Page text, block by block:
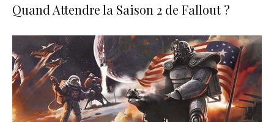
Quand Attendre la Saison 2 de Fallout ?